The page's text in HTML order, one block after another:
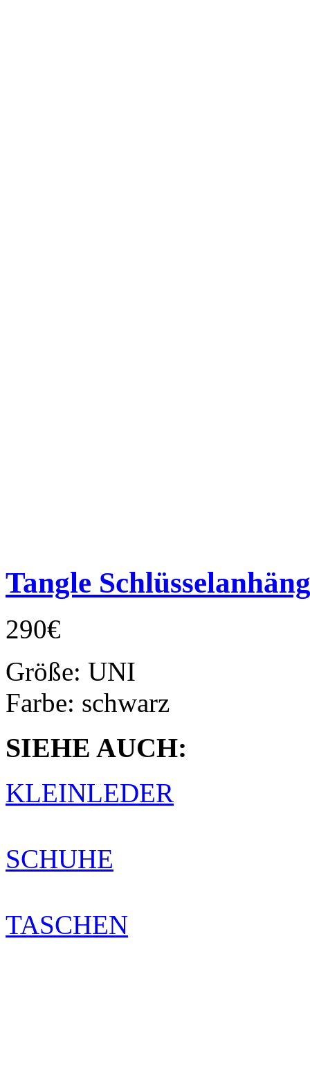
Tangle
290€
Größe: UNI
Farbe: schwarz
SIEHE AUCH:
KLEINLEDER
SCHUHE
TASCHEN